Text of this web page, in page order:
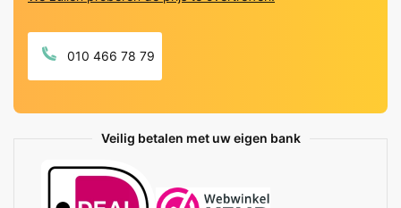
010 466 78 79
Veilig betalen met uw eigen bank